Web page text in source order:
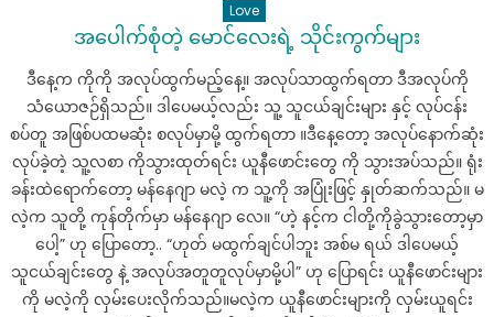
Love
အပေါက်စုံတဲ့ မောင်လေးရဲ့ သိုင်းကွက်များ
ဒီနေ့က ကိုကို အလုပ်ထွက်မည့်နေ့။ အလုပ်သာထွက်ရတာ ဒီအလုပ်ကို
သံယောဇဉ်ရှိသည်။ ဒါပေမယ့်လည်း သူ့ သူငယ်ချင်းများ နှင့် လုပ်ငန်း
စပ်တူ အဖြစ်ပထမဆုံး စလုပ်မှာမို့ ထွက်ရတာ ။ဒီနေ့တော့ အလုပ်နောက်ဆုံး
လုပ်ခဲ့တဲ့ သူ့လစာ ကိုသွားထုတ်ရင်း ယူနီဖောင်းတွေ ကို သွားအပ်သည်။ ရုံး
ခန်းထဲရောက်တော့ မန်နေဂျာ မလဲ့ က သူ့ကို အပြုံးဖြင့် နှုတ်ဆက်သည်။ မ
လဲ့က သူတို့ ကုန်တိုက်မှာ မန်နေဂျာ လေ။ “ဟဲ့ နင့်က ငါတို့ကိုခွဲသွားတော့မှာ
ပေါ့” ဟု ပြောတော့.. “ဟုတ် မထွက်ချင်ပါဘူး အစ်မ ရယ် ဒါပေမယ့်
သူငယ်ချင်းတွေ နဲ့ အလုပ်အတူတူလုပ်မှာမို့ပါ” ဟု ပြောရင်း ယူနီဖောင်းများ
ကို မလဲ့ကို လှမ်းပေးလိုက်သည်။မလဲ့က ယူနီဖောင်းများကို လှမ်းယူရင်း